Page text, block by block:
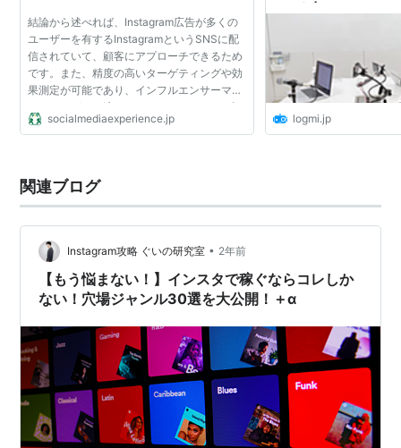
結論から述べれば、Instagram広告が多くの
ユーザーを有するInstagramというSNSに配
信されていて、顧客にアプローチできるため
です。また、精度の高いターゲティングや効
果測定が可能であり、インフルエンサーマー
ケティングにも適しているからです。 まず、
Instagramの特徴は、写真や動画などの視覚
socialmediaexperience.jp logmi.jp
関連ブログ
Instagram攻略 ぐいの研究室 • 2年前
【もう悩まない！】インスタで稼ぐならコレしか
ない！穴場ジャンル30選を大公開！＋α